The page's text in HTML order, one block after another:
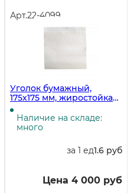
Арт.22-4099
Уголок бумажный,
175х175 мм, жиростойкая
бумага, 40 г/м2, белый,
2500 штук в упаковке
Наличие на складе:
много
за 1 ед1.6 руб
Цена 4 000 руб